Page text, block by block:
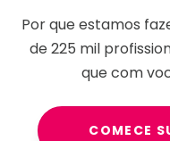
Por que estamos
de225 mil
que com
COMECE